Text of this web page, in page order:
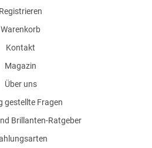
Registrieren
Warenkorb
Kontakt
Magazin
Über uns
gestellte Fragen
Brillanten-Ratgeber